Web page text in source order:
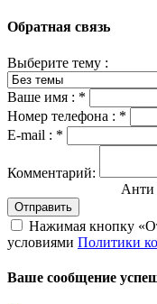
Обратная связь
Выберите тему :
Ваше имя : *
Номер телефона : *
E-mail : *
Комментарий:
Отправить
Нажимая кнопку
условиями Политики
Ваше сообщение